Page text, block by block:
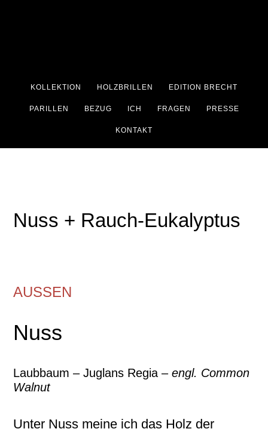
KOLLEKTION HOLZBRILLEN EDITION BRECHT
PARILLEN BEZUG ICH FRAGEN PRESSE
KONTAKT
Nuss + Rauch-Eukalyptus
AUSSEN
Nuss
Laubbaum – Juglans Regia –engl. Common
Walnut
Unter Nuss meine ich das Holz der